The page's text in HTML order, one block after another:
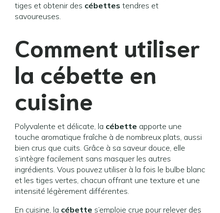
tiges et obtenir des cébettes tendres et
savoureuses.
Comment utiliser
la cébette en
cuisine
Polyvalente et délicate, la cébette apporte une
touche aromatique fraîche à de nombreux plats, aussi
bien crus que cuits. Grâce à sa saveur douce, elle
s’intègre facilement sans masquer les autres
ingrédients. Vous pouvez utiliser à la fois le bulbe blanc
et les tiges vertes, chacun offrant une texture et une
intensité légèrement différentes.
En cuisine, la cébette s’emploie crue pour relever des